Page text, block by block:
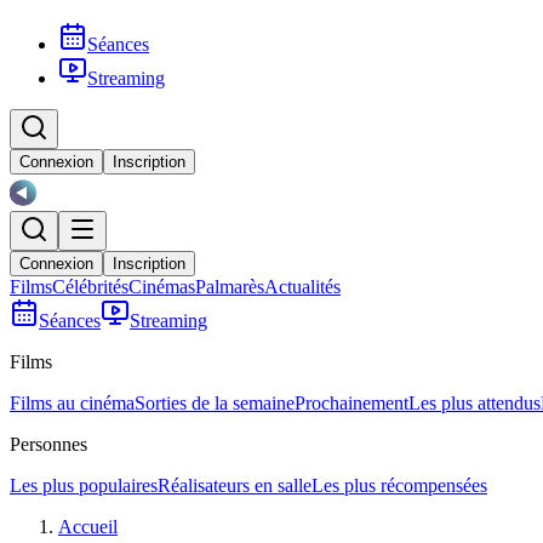
Séances
Streaming
Connexion Inscription
Connexion Inscription
FilmsCélébritésCinémasPalmarèsActualités
Séances
Streaming
Films
Films au cinémaSorties de la semaineProchainementLes plus attendus
Personnes
Les plus populairesRéalisateurs en salleLes plus récompensées
Accueil